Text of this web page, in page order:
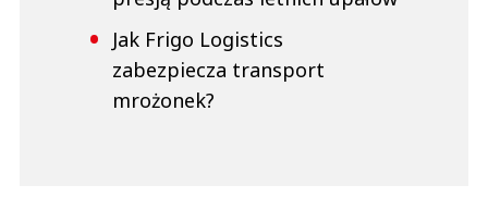
Jak Frigo Logistics
zabezpiecza transport
mrożonek?